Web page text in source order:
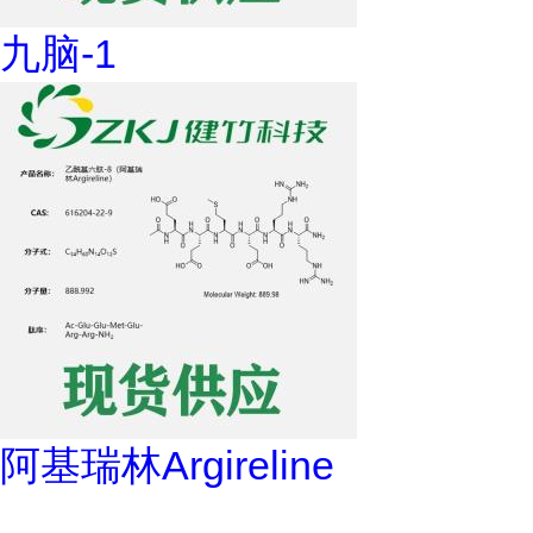
九脑-1
阿基瑞林Argireline